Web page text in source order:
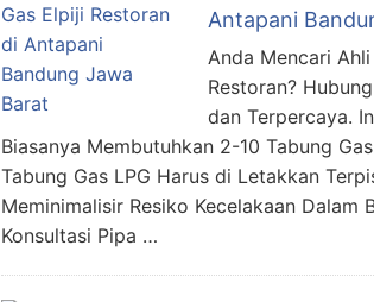
Antapani
Anda Mencari
Restoran?
dan Terpercaya.
Biasanya Membutuhkan 2-10 Tabung
Tabung Gas LPG Harus di Letakkan
Meminimalisir Resiko Kecelakaan
Konsultasi Pipa …